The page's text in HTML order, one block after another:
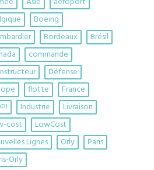
Boeing
Bordeaux
Brésil
commande
Défense
flotte
France
Industrie
Livraison
cost
LowCost
Lignes
Orly
Paris
Orly